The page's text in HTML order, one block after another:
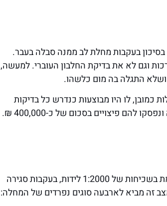
בעקבות מחלת לב ממנה סבלה בעבר.
וגם לא את בדיקת החלבון העוברי. למעשה,
ושלא התגלה בה מום כלשהו.
כמובן, לו היו מבוצעות כנדרש כל בדיקות
להם פיצויים בסכום של כ-400,000 ₪.
המחלה בעלת השם הלטיני, נקראת בעברית “שדרה שסועה” ונגרמת בשכיחות של 1:2000 לידות, בעקבות סגירה
זה מביא לארבעה סוגים נפרדים של המחלה: